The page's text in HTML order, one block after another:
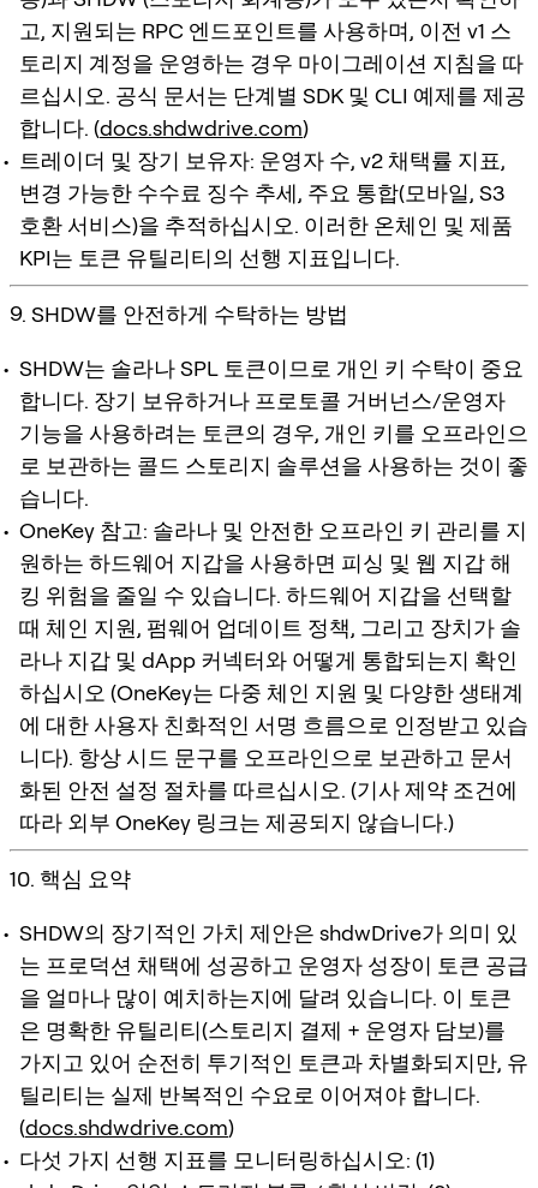
고, 지원되는 RPC 엔드포인트를 사용하며, 이전 v1 스
토리지 계정을 운영하는 경우 마이그레이션 지침을 따
르십시오. 공식 문서는 단계별 SDK 및 CLI 예제를 제공
합니다. (docs.shdwdrive.com)
트레이더 및 장기 보유자: 운영자 수, v2 채택률 지표,
변경 가능한 수수료 징수 추세, 주요 통합(모바일, S3
호환 서비스)을 추적하십시오. 이러한 온체인 및 제품
KPI는 토큰 유틸리티의 선행 지표입니다.
9. SHDW를 안전하게 수탁하는 방법
SHDW는 솔라나 SPL 토큰이므로 개인 키 수탁이 중요
합니다. 장기 보유하거나 프로토콜 거버넌스/운영자
기능을 사용하려는 토큰의 경우, 개인 키를 오프라인으
로 보관하는 콜드 스토리지 솔루션을 사용하는 것이 좋
습니다.
OneKey 참고: 솔라나 및 안전한 오프라인 키 관리를 지
원하는 하드웨어 지갑을 사용하면 피싱 및 웹 지갑 해
킹 위험을 줄일 수 있습니다. 하드웨어 지갑을 선택할
때 체인 지원, 펌웨어 업데이트 정책, 그리고 장치가 솔
라나 지갑 및 dApp 커넥터와 어떻게 통합되는지 확인
하십시오 (OneKey는 다중 체인 지원 및 다양한 생태계
에 대한 사용자 친화적인 서명 흐름으로 인정받고 있습
니다). 항상 시드 문구를 오프라인으로 보관하고 문서
화된 안전 설정 절차를 따르십시오. (기사 제약 조건에
따라 외부 OneKey 링크는 제공되지 않습니다.)
10. 핵심 요약
SHDW의 장기적인 가치 제안은 shdwDrive가 의미 있
는 프로덕션 채택에 성공하고 운영자 성장이 토큰 공급
을 얼마나 많이 예치하는지에 달려 있습니다. 이 토큰
은 명확한 유틸리티(스토리지 결제 + 운영자 담보)를
가지고 있어 순전히 투기적인 토큰과 차별화되지만, 유
틸리티는 실제 반복적인 수요로 이어져야 합니다.
(docs.shdwdrive.com)
다섯 가지 선행 지표를 모니터링하십시오: (1)